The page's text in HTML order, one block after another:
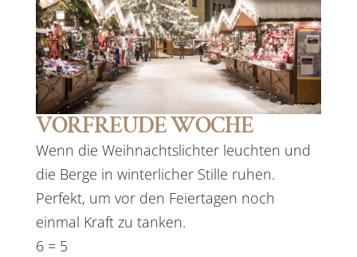
VORFREUDE WOCHE
Wenn die Weihnachtslichter leuchten und
die Berge in winterlicher Stille ruhen.
Perfekt, um vor den Feiertagen noch
einmal Kraft zu tanken.
6 = 5